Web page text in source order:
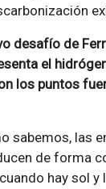
desafío de
el
los puntos
sabemos, las
de forma
hay sol y